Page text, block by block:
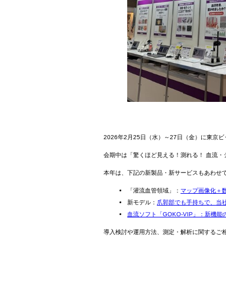
2026年2月25日（水）～27日（金）に東京ビ
会期中は「驚くほど見える！測れる！ 血流
本年は、下記の新製品・新サービスもあわせ
「灌流血管領域」：マップ画像化＋
新モデル： 爪郭部でも手持ちで、当
血流ソフト「GOKO-VIP」：新機能
導入検討や運用方法、測定・解析に関するご